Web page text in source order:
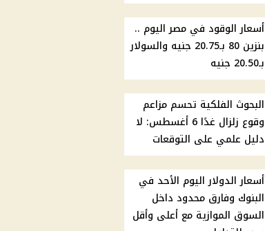
أسعار الوقود في مصر اليوم ..
بنزين 80 بـ20.75 جنيه والسولار
بـ20.50 جنيه
البحوث الفلكية تحسم مزاعم
وقوع زلزال غدًا 6 أغسطس: لا
دليل علمي على التوقعات
أسعار الدولار اليوم الأحد في
البنوك وفارق محدود داخل
السوق الموازية مع أعلى وأقل